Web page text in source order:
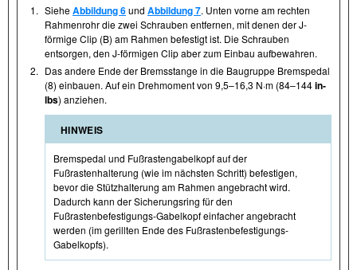
1. SieheAbbildung 6und Abbildung 7. Unten vorne am rechten
Rahmenrohr die zwei Schrauben entfernen, mit denen der J-
förmige Clip (B) am Rahmen befestigt ist. Die Schrauben
entsorgen, den J-förmigen Clip aber zum Einbau aufbewahren.
2. Das andere Ende der Bremsstange in die Baugruppe Bremspedal
(8) einbauen. Auf ein Drehmoment von 9,5–16,3 N·m (84–144in-
lbs) anziehen.
HINWEIS
Bremspedal und Fußrastengabelkopf auf der
Fußrastenhalterung (wie im nächsten Schritt) befestigen,
bevor die Stützhalterung am Rahmen angebracht wird.
Dadurch kann der Sicherungsring für den
Fußrastenbefestigungs-Gabelkopf einfacher angebracht
werden (im gerillten Ende des Fußrastenbefestigungs-
Gabelkopfs).